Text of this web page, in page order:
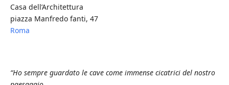
Casa dell’Architettura
piazza Manfredo fanti, 47
Roma
“Ho sempre guardato le cave come immense cicatrici del nostro